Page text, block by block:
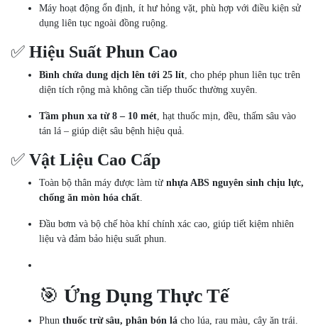
Máy hoạt động ổn định, ít hư hỏng vặt, phù hợp với điều kiện sử
dụng liên tục ngoài đồng ruộng.
✅ Hiệu Suất Phun Cao
Bình chứa dung dịch lên tới 25 lít, cho phép phun liên tục trên
diện tích rộng mà không cần tiếp thuốc thường xuyên.
Tầm phun xa từ 8 – 10 mét, hạt thuốc mịn, đều, thấm sâu vào
tán lá – giúp diệt sâu bệnh hiệu quả.
✅ Vật Liệu Cao Cấp
Toàn bộ thân máy được làm từ nhựa ABS nguyên sinh chịu lực,
chống ăn mòn hóa chất.
Đầu bơm và bộ chế hòa khí chính xác cao, giúp tiết kiệm nhiên
liệu và đảm bảo hiệu suất phun.
🎯 Ứng Dụng Thực Tế
Phun thuốc trừ sâu, phân bón lá cho lúa, rau màu, cây ăn trái.